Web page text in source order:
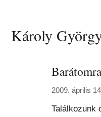
Károly
Barátomra
2009. április
Találkozunk